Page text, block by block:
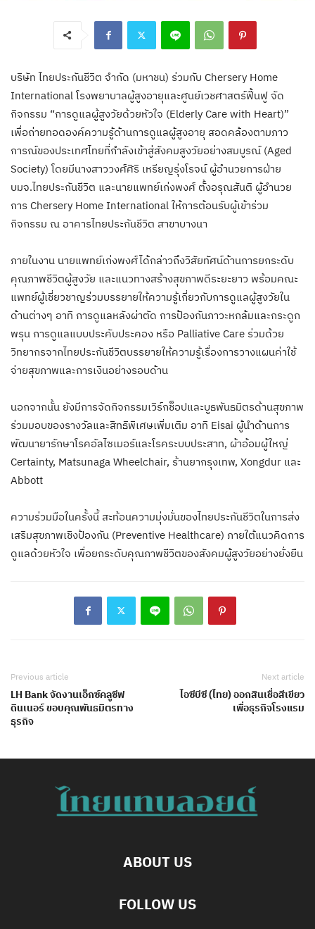
บริษัท ไทยประกันชีวิต จำกัด (มหาชน) ร่วมกับ Chersery Home
International โรงพยาบาลผู้สูงอายุและศูนย์เวชศาสตร์ฟื้นฟู จัด
กิจกรรม “การดูแลผู้สูงวัยด้วยหัวใจ (Elderly Care with Heart)”
เพื่อถ่ายทอดองค์ความรู้ด้านการดูแลผู้สูงอายุ สอดคล้องตามภาว
การณ์ของประเทศไทยที่กำลังเข้าสู่สังคมสูงวัยอย่างสมบูรณ์ (Aged
Society) โดยมีนางสาววงศ์ศิริ เหรียญรุ่งโรจน์ ผู้อำนวยการฝ่าย
บมจ.ไทยประกันชีวิต และนายแพทย์เก่งพงศ์ ตั้งอรุณสันติ ผู้อํานวย
การ Chersery Home International ให้การต้อนรับผู้เข้าร่วม
กิจกรรม ณ อาคารไทยประกันชีวิต สาขาบางนา
ภายในงาน นายแพทย์เก่งพงศ์ได้กล่าวถึงวิสัยทัศน์ด้านการยกระดับ
คุณภาพชีวิตผู้สูงวัย และแนวทางสร้างสุขภาพดีระยะยาว พร้อมคณะ
แพทย์ผู้เชี่ยวชาญร่วมบรรยายให้ความรู้เกี่ยวกับการดูแลผู้สูงวัยใน
ด้านต่างๆ อาทิ การดูแลหลังผ่าตัด การป้องกันภาวะหกล้มและกระดูก
พรุน การดูแลแบบประคับประคอง หรือ Palliative Care ร่วมด้วย
วิทยากรจากไทยประกันชีวิตบรรยายให้ความรู้เรื่องการวางแผนค่าใช้
จ่ายสุขภาพและการเงินอย่างรอบด้าน
นอกจากนั้น ยังมีการจัดกิจกรรมเวิร์กช็อปและบูธพันธมิตรด้านสุขภาพ
ร่วมมอบของรางวัลและสิทธิพิเศษเพิ่มเติม อาทิ Eisai ผู้นำด้านการ
พัฒนายารักษาโรคอัลไซเมอร์และโรคระบบประสาท, ผ้าอ้อมผู้ใหญ่
Certainty, Matsunaga Wheelchair, ร้านยากรุงเทพ, Xongdur และ
Abbott
ความร่วมมือในครั้งนี้ สะท้อนความมุ่งมั่นของไทยประกันชีวิตในการส่ง
เสริมสุขภาพเชิงป้องกัน (Preventive Healthcare) ภายใต้แนวคิดการ
ดูแลด้วยหัวใจ เพื่อยกระดับคุณภาพชีวิตของสังคมผู้สูงวัยอย่างยั่งยืน
Previous article
LH Bank จัดงานเอ็กซ์คลูซีฟ
ดินเนอร์ ขอบคุณพันธมิตรทาง
ธุรกิจ
Next article
ไอซีบีซี (ไทย) ออกสินเชื่อสีเขียว
เพื่อธุรกิจโรงแรม
ABOUT US
FOLLOW US